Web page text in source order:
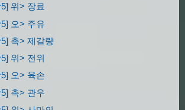
위> 장료
오> 주유
촉> 제갈량
위> 전위
오> 육손
촉> 관우